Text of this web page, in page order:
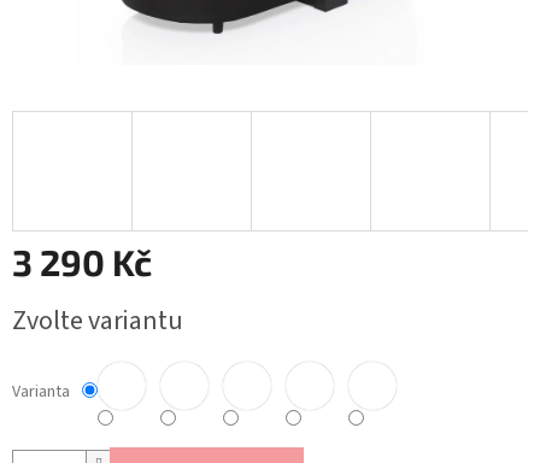
3 290 Kč
cena:
Zvolte variantu
Varianta